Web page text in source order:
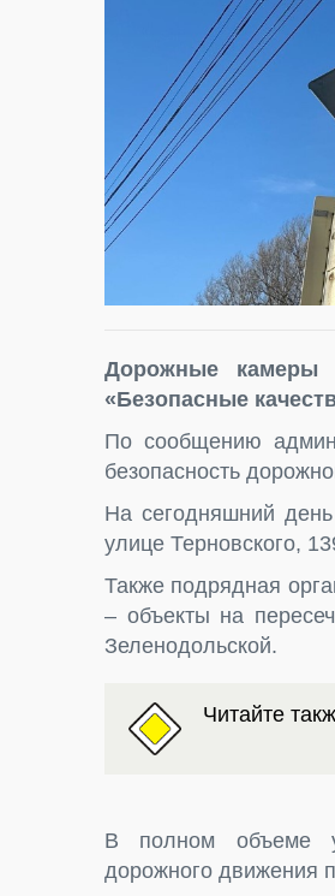
Дорожные камеры
«Безопасные
По сообщению
безопасность
На сегодняшний
улице Терновского,
Также подрядная
– объекты на
Зеленодольской.
Читайте
В полном объеме
дорожного движения